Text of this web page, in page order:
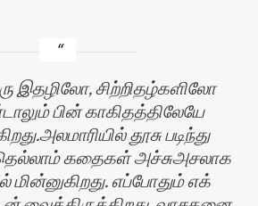
இதழிலோ, சிற்றிதழ்களிலோ
பின் காகிதத்திலேயே
தூசு படிந்து
கதைகள் அச்சுஅசலாக
எப்போதும் எக்